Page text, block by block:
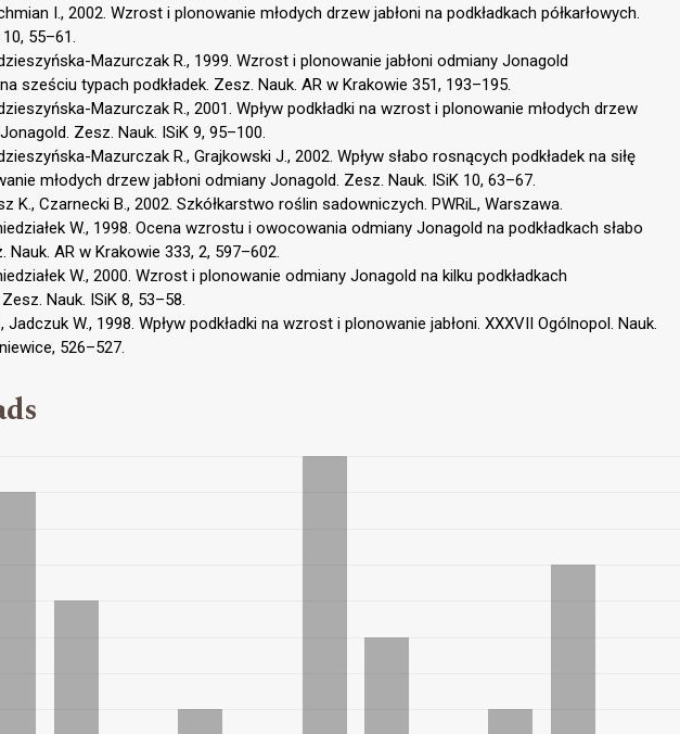
I., 2002. Wzrost i plonowanie młodych drzew jabłoni na podkładkach półkarłowych.
55–61.
Mazurczak R., 1999. Wzrost i plonowanie jabłoni odmiany Jonagold
sześciu typach podkładek. Zesz. Nauk. AR w Krakowie 351, 193–195.
Mazurczak R., 2001. Wpływ podkładki na wzrost i plonowanie młodych drzew
Zesz. Nauk. ISiK 9, 95–100.
Mazurczak R., Grajkowski J., 2002. Wpływ słabo rosnących podkładek na siłę
młodych drzew jabłoni odmiany Jonagold. Zesz. Nauk. ISiK 10, 63–67.
K., Czarnecki B., 2002. Szkółkarstwo roślin sadowniczych. PWRiL, Warszawa.
W., 1998. Ocena wzrostu i owocowania odmiany Jonagold na podkładkach słabo
Nauk. AR w Krakowie 333, 2, 597–602.
W., 2000. Wzrost i plonowanie odmiany Jonagold na kilku podkładkach
Nauk. ISiK 8, 53–58.
Jadczuk W., 1998. Wpływ podkładki na wzrost i plonowanie jabłoni. XXXVII Ogólnopol. Nauk.
526–527.